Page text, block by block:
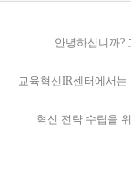
안녕하십니까?
교육혁신IR센터에서
혁신 전략 수립을